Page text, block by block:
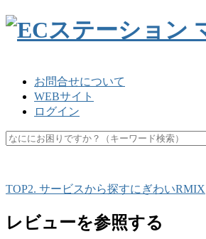
お問合せについて
WEBサイト
ログイン
TOP2. サービスから探すにぎわいRMIX
レビューを参照する